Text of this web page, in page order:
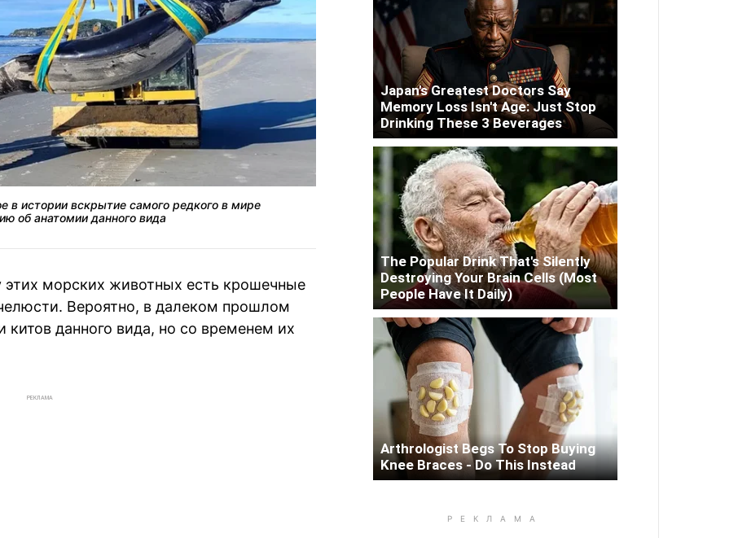
в истории вскрытие самого редкого в мире
об анатомии данного вида
этих морских животных есть крошечные
Вероятно, в далеком прошлом
данного вида, но со временем их
РЕКЛАМА